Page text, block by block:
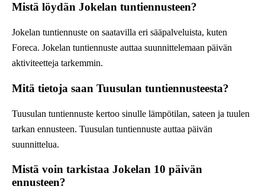
Mistä löydän Jokelan tuntiennusteen?
Jokelan tuntiennuste on saatavilla eri sääpalveluista, kuten
Foreca. Jokelan tuntiennuste auttaa suunnittelemaan päivän
aktiviteetteja tarkemmin.
Mitä tietoja saan Tuusulan tuntiennusteesta?
Tuusulan tuntiennuste kertoo sinulle lämpötilan, sateen ja tuulen
tarkan ennusteen. Tuusulan tuntiennuste auttaa päivän
suunnittelua.
Mistä voin tarkistaa Jokelan 10 päivän
ennusteen?